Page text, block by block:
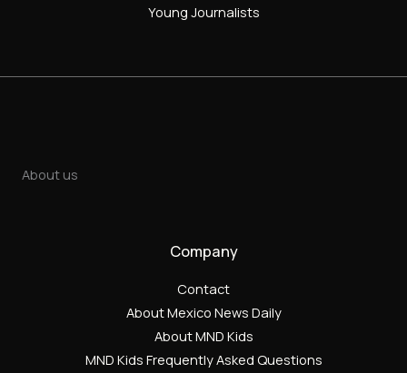
Young Journalists
About us
Company
Contact
About Mexico News Daily
About MND Kids
MND Kids Frequently Asked Questions